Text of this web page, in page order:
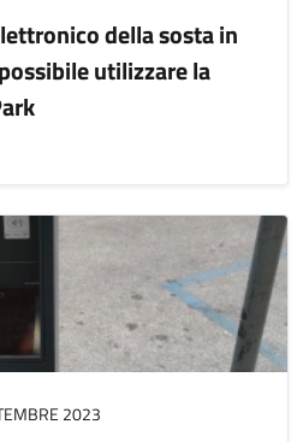
della sosta in
utilizzare la
2023